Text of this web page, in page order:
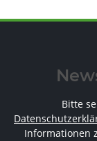
Bitte
Informationen